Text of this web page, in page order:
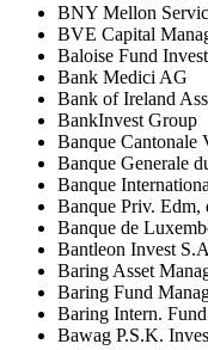
BNY Mellon
BVE Capital
Baloise Fund
Bank Medici AG
Bank of Ireland
BankInvest Group
Banque Cantonale
Banque Generale
Banque
Banque Priv. Edm,
Banque de
Bantleon Invest
Baring Asset
Baring Fund
Baring Intern.
Bawag P.S.K.